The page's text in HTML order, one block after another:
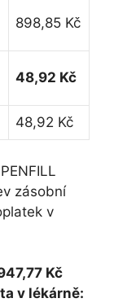
898,85 Kč
48,92 Kč
48,92 Kč
zásobní
v
Kč
v lékárně: